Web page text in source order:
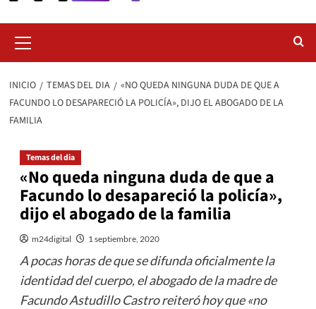
primario
INICIO TEMAS DEL DIA
«NO QUEDA NINGUNA DUDA DE QUE A
FACUNDO LO DESAPARECIÓ LA POLICÍA», DIJO EL ABOGADO DE LA
FAMILIA
Temas del dia
«No queda ninguna duda de que a
Facundo lo desapareció la policía»,
dijo el abogado de la familia
m24digital 1 septiembre, 2020
A pocas horas de que se difunda oficialmente la
identidad del cuerpo, el abogado de la madre de
Facundo Astudillo Castro reiteró hoy que «no